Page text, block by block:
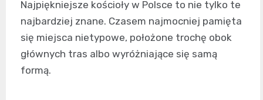
Najpiękniejsze kościoły w Polsce to nie tylko te
najbardziej znane. Czasem najmocniej pamięta
się miejsca nietypowe, położone trochę obok
głównych tras albo wyróżniające się samą
formą.